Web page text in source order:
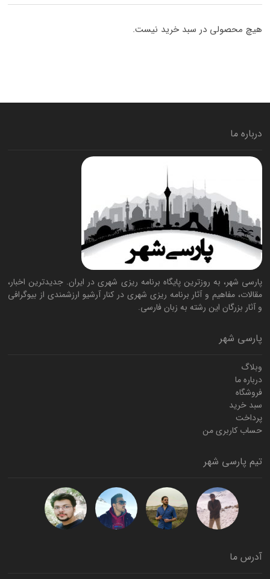
هیچ محصولی در سبد خرید نیست.
درباره ما
پارسی شهر، به روزترین پایگاه برنامه ریزی شهری در ایران. جدیدترین اخبار،
مقالات، مفاهیم و آثار برنامه ریزی شهری در کنار آرشیو ارزشمندی از بیوگرافی
و آثار بزرگان این رشته به زبان فارسی.
پارسی شهر
وبلاگ
درباره ما
فروشگاه
سبد خرید
پرداخت
حساب کاربری من
تیم پارسی شهر
آدرس ما